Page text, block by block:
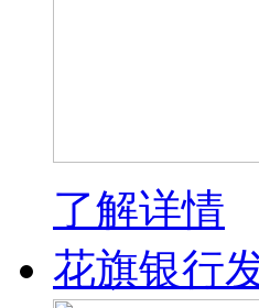
了解详情
花旗银行